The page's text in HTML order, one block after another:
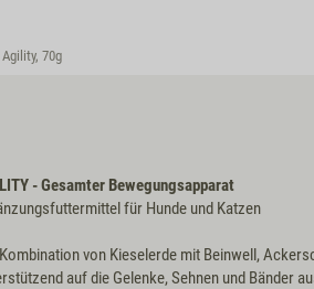
Agility, 70g
- Gesamter Bewegungsapparat
für Hunde und Katzen
von Kieselerde mit Beinwell,
auf die Gelenke, Sehnen und Bänder